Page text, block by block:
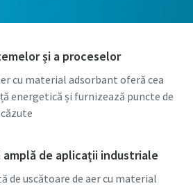
și a proceselor
cu material adsorbant oferă cea
energetică și furnizează puncte de
amplă de aplicații industriale
de uscătoare de aer cu material